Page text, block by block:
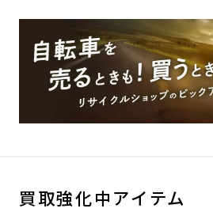
買取強化中アイテム